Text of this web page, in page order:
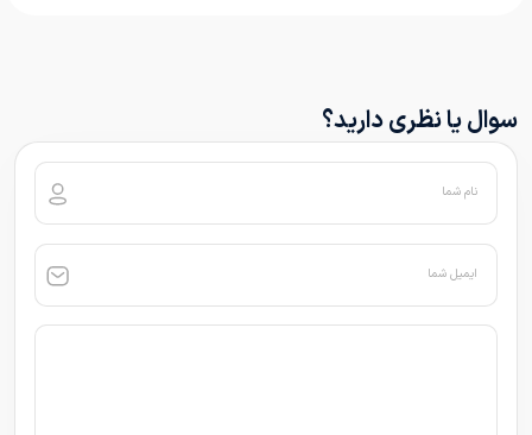
سوال یا نظری دارید؟
نام شما
ایمیل شما